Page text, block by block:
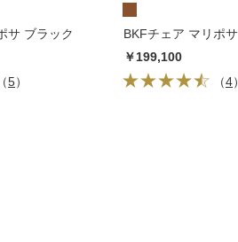
サ ブラック
5）
BKFチェア マリポ
￥199,100
（4）